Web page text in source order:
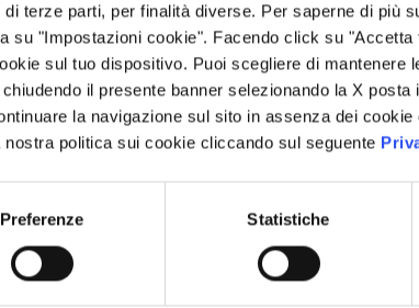
terze parti, per finalità diverse. Per saperne di più
su "Impostazioni cookie". Facendo click su
sul tuo dispositivo. Puoi scegliere di mantenere
il presente banner selezionando la X posta
la navigazione sul sito in assenza dei
politica sui cookie cliccando sul seguente
Preferenze Statistiche